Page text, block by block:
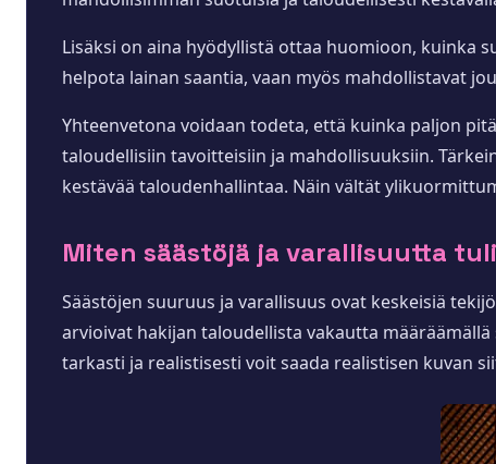
Lisäksi on aina hyödyllistä ottaa huomioon, kuinka
helpota lainan saantia, vaan myös mahdollistavat
Yhteenvetona voidaan todeta, että kuinka paljon
taloudellisiin tavoitteisiin ja mahdollisuuksiin.
kestävää taloudenhallintaa. Näin vältät
Miten säästöjä ja varallisuutta
Säästöjen suuruus ja varallisuus ovat keskeisiä
arvioivat hakijan taloudellista vakautta
tarkasti ja realistisesti voit saada realistisen kuvan